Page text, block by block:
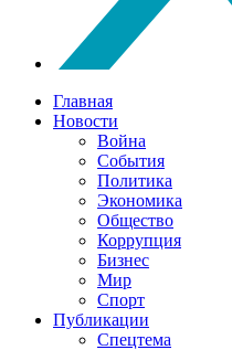
Главная
Новости
Война
События
Политика
Экономика
Общество
Коррупция
Бизнес
Мир
Спорт
Публикации
Спецтема